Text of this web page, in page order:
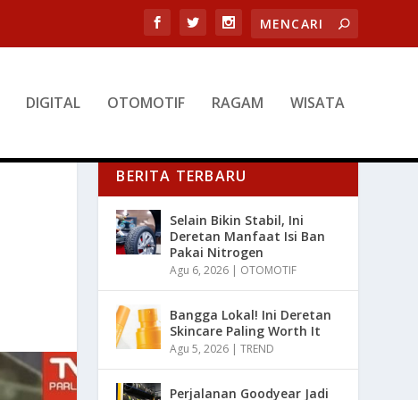
DIGITAL OTOMOTIF RAGAM WISATA
BERITA TERBARU
Selain Bikin Stabil, Ini
Deretan Manfaat Isi Ban
Pakai Nitrogen
Agu 6, 2026 | OTOMOTIF
Bangga Lokal! Ini Deretan
Skincare Paling Worth It
Agu 5, 2026 |TREND
Perjalanan Goodyear Jadi